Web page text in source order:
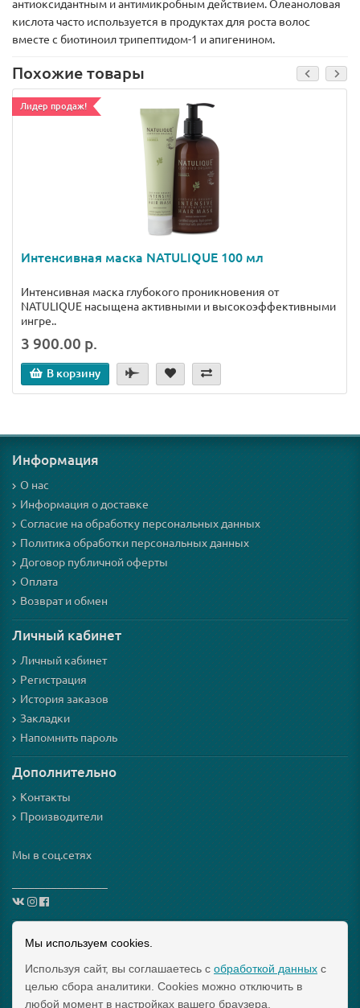
антиоксидантным и антимикробным действием. Олеаноловая
кислота часто используется в продуктах для роста волос
вместе с биотиноил трипептидом-1 и апигенином.
Похожие товары
Лидер продаж!
Интенсивная маска NATULIQUE 100 мл
Интенсивная маска глубокого проникновения от
NATULIQUE насыщена активными и высокоэффективными
ингре..
3 900.00 р.
В корзину
Информация
О нас
Информация о доставке
Согласие на обработку персональных данных
Политика обработки персональных данных
Договор публичной оферты
Оплата
Возврат и обмен
Личный кабинет
Личный кабинет
Регистрация
История заказов
Закладки
Напомнить пароль
Дополнительно
Контакты
Производители
Мы в соц.сетях
_________________
Схема проезда
Интернет-магазин мезороллеров и косметики для них
"Mezoroller-Info" © 2015-2019 МЕЗОРОЛЛЕР – ТВОЙ
Мы используем cookies.
Используя сайт, вы соглашаетесь с обработкой данных с
целью сбора аналитики. Cookies можно отключить в
любой момент в настройках вашего браузера.